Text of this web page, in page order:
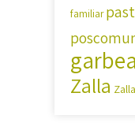
familiar
Zalla Zalla